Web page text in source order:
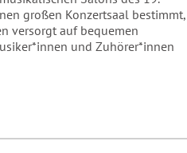
großen Konzertsaal bestimmt,
versorgt auf bequemen
und Zuhörer*innen